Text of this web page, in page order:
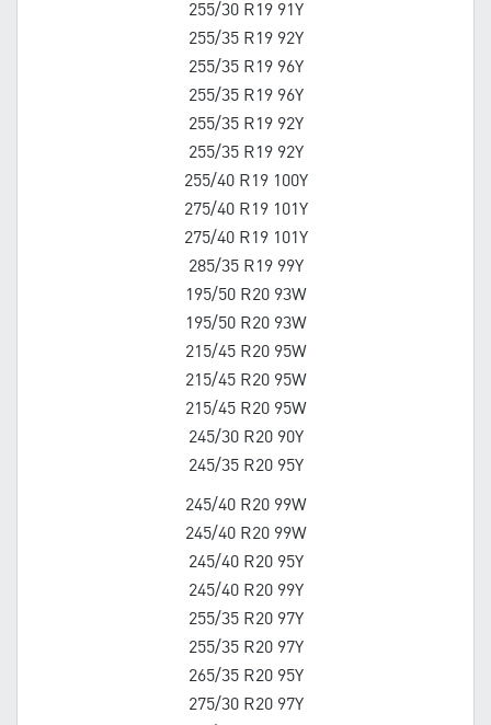
255/30 R19 91Y
255/35 R19 92Y
255/35 R19 96Y
255/35 R19 96Y
255/35 R19 92Y
255/35 R19 92Y
255/40 R19 100Y
275/40 R19 101Y
275/40 R19 101Y
285/35 R19 99Y
195/50 R20 93W
195/50 R20 93W
215/45 R20 95W
215/45 R20 95W
215/45 R20 95W
245/30 R20 90Y
245/35 R20 95Y
245/40 R20 99W
245/40 R20 99W
245/40 R20 95Y
245/40 R20 99Y
255/35 R20 97Y
255/35 R20 97Y
265/35 R20 95Y
275/30 R20 97Y